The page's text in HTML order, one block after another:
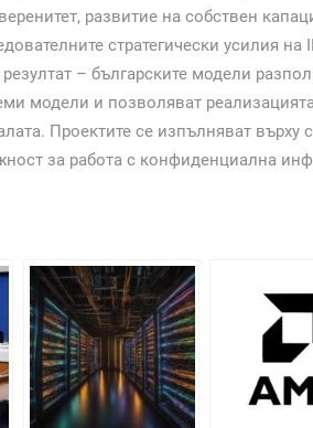
развитие на собствен
стратегически усилия на
– българските модели
модели и позволяват
Проектите се изпълняват върху
за работа с конфиденциална